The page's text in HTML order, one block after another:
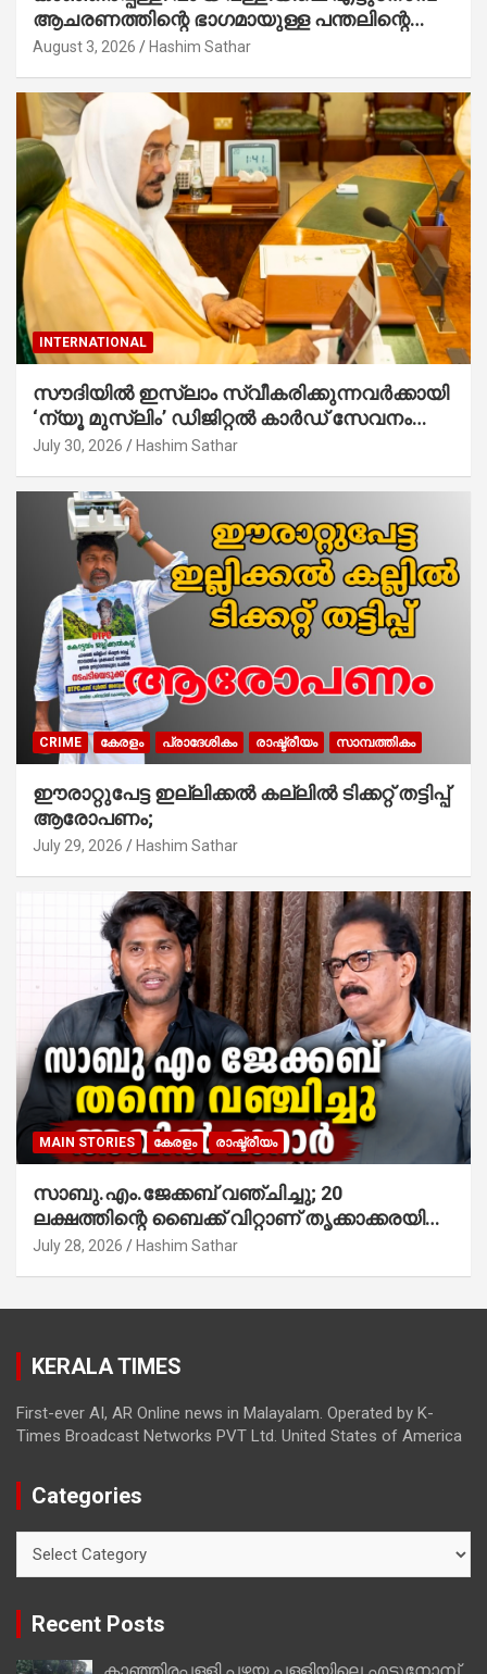
ആചരണത്തിന്റെ ഭാഗമായുള്ള പന്തലിന്റെ
കാൽനാട്ട് കർമ്മം ആർച്ച് പ്രീസ്റ്റ് വെരി.
August 3, 2026 Hashim Sathar
INTERNATIONAL
സൗദിയില്‍ ഇസ്‌ലാം സ്വീകരിക്കുന്നവര്‍ക്കായി
‘ന്യൂ മുസ്ലിം’ ഡിജിറ്റല്‍ കാര്‍ഡ് സേവനം
ആരംഭിച്ചു
July 30, 2026 Hashim Sathar
CRIME കേരളം പ്രാദേശികം രാഷ്ട്രീയം സാമ്പത്തികം
ഈരാറ്റുപേട്ട ഇല്ലിക്കൽ കല്ലിൽ ടിക്കറ്റ് തട്ടിപ്പ്
ആരോപണം;
July 29, 2026 Hashim Sathar
MAIN STORIES കേരളം രാഷ്ട്രീയം
സാബു.എം.ജേക്കബ് വഞ്ചിച്ചു; 20
ലക്ഷത്തിന്റെ ബൈക്ക് വിറ്റാണ് തൃക്കാക്കരയില്‍
മത്സരിച്ചത്! പ്രചാരണത്തിന് രണ്ടേ രണ്ടുപേര്‍
അഖില്‍ മാരാര്‍ ട്വന്റി 20 വിട്ടു
July 28, 2026 Hashim Sathar
KERALA TIMES
First-ever AI, AR Online news in Malayalam. Operated by K-
Times Broadcast Networks PVT Ltd. United States of America
Categories
Recent Posts